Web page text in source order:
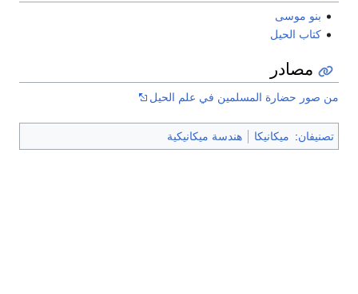
بنو موسى
كتاب الحيل
مصادر
من صور حضارة المسلمين في علم الحيل
تصنيفان: ميكانيكا هندسة ميكانيكية